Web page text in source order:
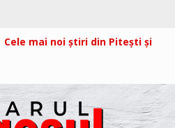
Cele mai noi știri din Pitești și